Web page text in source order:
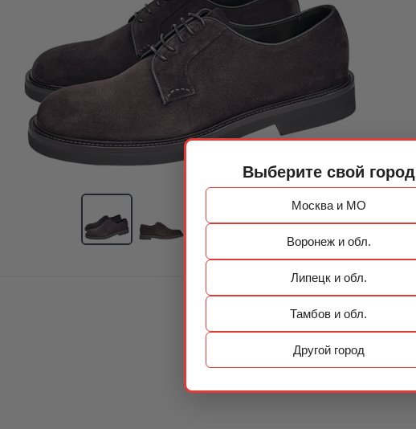
Выберите свой город
Москва и МО
Воронеж и обл.
Липецк и обл.
Тамбов и обл.
Другой город